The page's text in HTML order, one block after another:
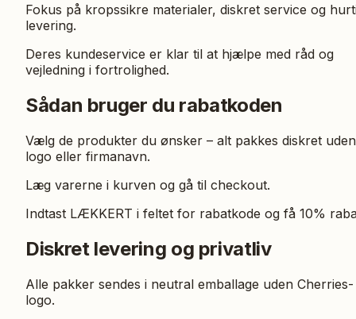
Fokus på kropssikre materialer, diskret service og
levering.
Deres kundeservice er klar til at hjælpe med råd og
vejledning i fortrolighed.
Sådan bruger du rabatkoden
Vælg de produkter du ønsker – alt pakkes diskret uden
logo eller firmanavn.
Læg varerne i kurven og gå til checkout.
Indtast LÆKKERT i feltet for rabatkode og få 10%
Diskret levering og privatliv
Alle pakker sendes i neutral emballage uden Cherries-
logo.